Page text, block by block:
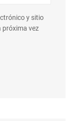
y sitio
próxima vez